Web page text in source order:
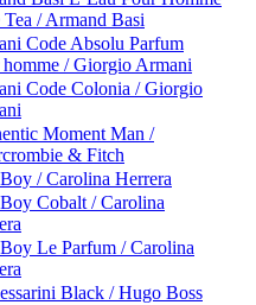
/ Armand Basi
Code Absolu Parfum
homme / Giorgio Armani
Code Colonia / Giorgio
Moment Man /
& Fitch
/ Carolina Herrera
Cobalt / Carolina
Le Parfum / Carolina
Black / Hugo Boss